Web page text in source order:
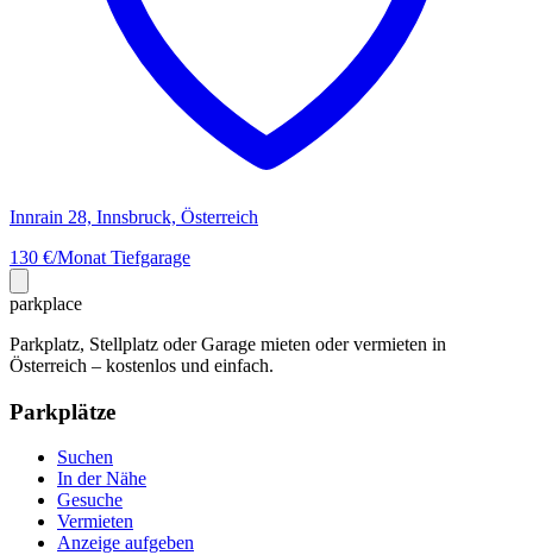
Innrain 28, Innsbruck, Österreich
130 €/Monat Tiefgarage
parkplace
Parkplatz, Stellplatz oder Garage mieten oder vermieten in
Österreich – kostenlos und einfach.
Parkplätze
Suchen
In der Nähe
Gesuche
Vermieten
Anzeige aufgeben